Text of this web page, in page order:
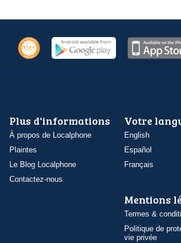
Plus d'informations
À propos de Localphone
Plaintes
Le Blog Localphone
Contactez-nous
Votre
English
Español
Français
Mentions
Termes &
Politique de
vie privée